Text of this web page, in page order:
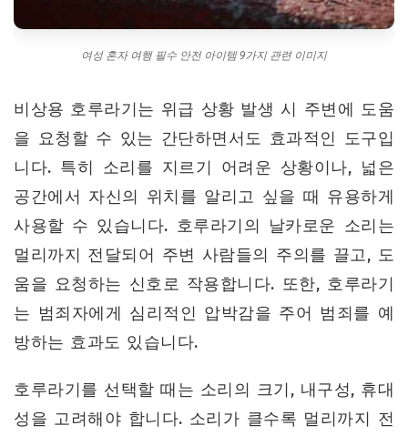
여성 혼자 여행 필수 안전 아이템 9가지 관련 이미지
비상용 호루라기는 위급 상황 발생 시 주변에 도움
을 요청할 수 있는 간단하면서도 효과적인 도구입
니다. 특히 소리를 지르기 어려운 상황이나, 넓은
공간에서 자신의 위치를 알리고 싶을 때 유용하게
사용할 수 있습니다. 호루라기의 날카로운 소리는
멀리까지 전달되어 주변 사람들의 주의를 끌고, 도
움을 요청하는 신호로 작용합니다. 또한, 호루라기
는 범죄자에게 심리적인 압박감을 주어 범죄를 예
방하는 효과도 있습니다.
호루라기를 선택할 때는 소리의 크기, 내구성, 휴대
성을 고려해야 합니다. 소리가 클수록 멀리까지 전